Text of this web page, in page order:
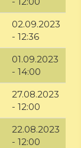
02.09.2023
- 12:36
01.09.2023
- 14:00
27.08.2023
- 12:00
22.08.2023
- 12:00